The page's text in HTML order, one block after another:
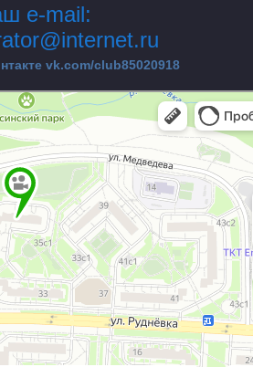
e-mail:
vk.com/club85020918